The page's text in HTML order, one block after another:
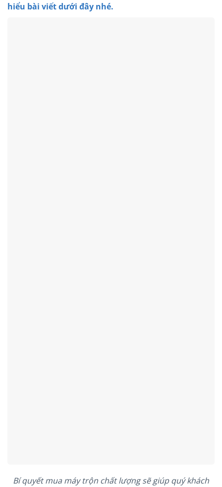
hiểu bài viết dưới đây nhé.
Bí quyết mua máy trộn chất lượng sẽ giúp quý khách